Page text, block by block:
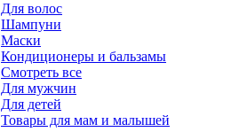
Для волос
Шампуни
Маски
Кондиционеры и бальзамы
Смотреть все
Для мужчин
Для детей
Товары для мам и малышей